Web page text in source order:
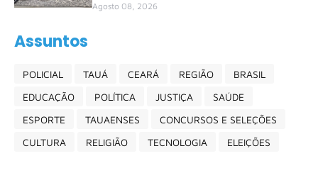
Agosto 08, 2026
Assuntos
POLICIAL TAUÁ CEARÁ REGIÃO
BRASIL
EDUCAÇÃO
POLÍTICA JUSTIÇA
SAÚDE
ESPORTE
TAUAENSES
CONCURSOS E SELEÇÕES
CULTURA
RELIGIÃO TECNOLOGIA ELEIÇÕES